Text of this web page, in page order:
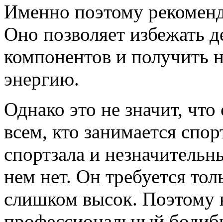
Именно поэтому
Оно позволяет избежать
компонентов и получить
энергию.
Однако это не значит,
всем, кто занимается
спортзала и
нем нет. Он требуется
слишком высок. Поэтому